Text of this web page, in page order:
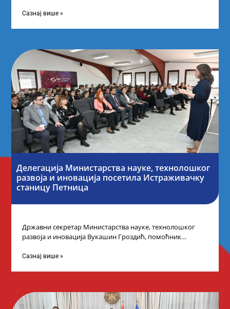
Сазнај више »
Делегација Министарства науке, технолошког
развоја и иновација посетила Истраживачку
станицу Петница
Државни секретар Министарства науке, технолошког
развоја и иновација Вукашин Гроздић, помоћник
промоцију
Сазнај више »